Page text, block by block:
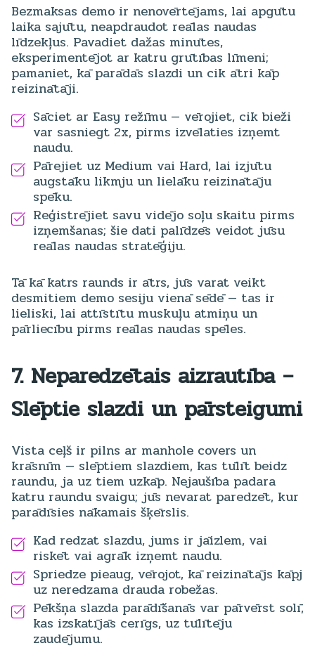
Bezmaksas demo ir nenovērtējams, lai apgūtu
laika sajūtu, neapdraudot reālas naudas
līdzekļus. Pavadiet dažas minūtes,
eksperimentējot ar katru grūtības līmeni;
pamaniet, kā parādās slazdi un cik ātri kāp
reizinātāji.
Sāciet ar Easy režīmu — vērojiet, cik bieži
var sasniegt 2x, pirms izvēlaties izņemt
naudu.
Pārejiet uz Medium vai Hard, lai izjūtu
augstāku likmju un lielāku reizinātāju
spēku.
Reģistrējiet savu vidējo soļu skaitu pirms
izņemšanas; šie dati palīdzēs veidot jūsu
reālas naudas stratēģiju.
Tā kā katrs raunds ir ātrs, jūs varat veikt
desmitiem demo sesiju vienā sēdē — tas ir
lieliski, lai attīstītu muskuļu atmiņu un
pārliecību pirms reālas naudas spēles.
7. Neparedzētais aizrautība –
Slēptie slazdi un pārsteigumi
Vista ceļš ir pilns ar manhole covers un
krāsnīm — slēptiem slazdiem, kas tūlīt beidz
raundu, ja uz tiem uzkāp. Nejaušība padara
katru raundu svaigu; jūs nevarat paredzēt, kur
parādīsies nākamais šķērslis.
Kad redzat slazdu, jums ir jāizlem, vai
riskēt vai agrāk izņemt naudu.
Spriedze pieaug, vērojot, kā reizinātājs kāpj
uz neredzama drauda robežas.
Pēkšņa slazda parādīšanās var pārvērst solī,
kas izskatījās cerīgs, uz tūlītēju
zaudējumu.